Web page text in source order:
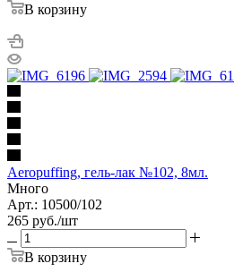
В корзину
Aeropuffing, гель-лак №102, 8мл.
Много
Арт.: 10500/102
265 руб./шт
В корзину